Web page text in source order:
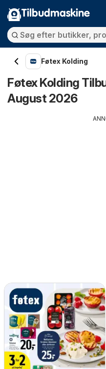
Tilbudmaskine
Føtex Kolding
Føtex Kolding
August 2026